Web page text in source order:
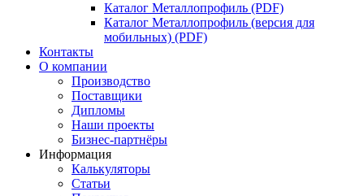
Каталог Металлопрофиль (PDF)
Каталог Металлопрофиль (версия для
мобильных) (PDF)
Контакты
О компании
Производство
Поставщики
Дипломы
Наши проекты
Бизнес-партнёры
Информация
Калькуляторы
Статьи